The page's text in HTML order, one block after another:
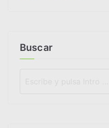
Buscar